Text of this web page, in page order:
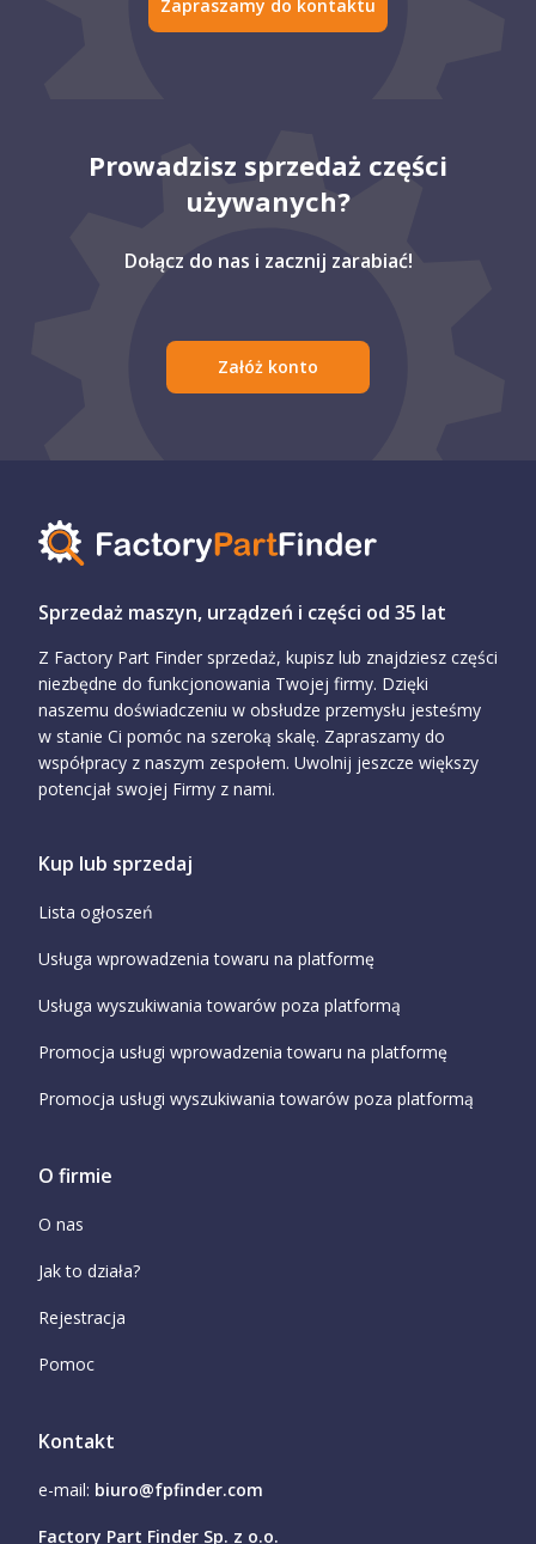
Zapraszamy do kontaktu
Prowadzisz sprzedaż części
używanych?
Dołącz do nas i zacznij zarabiać!
Załóż konto
Sprzedaż maszyn, urządzeń i części od 35 lat
Z Factory Part Finder sprzedaż, kupisz lub znajdziesz części
niezbędne do funkcjonowania Twojej firmy. Dzięki
naszemu doświadczeniu w obsłudze przemysłu jesteśmy
w stanie Ci pomóc na szeroką skalę. Zapraszamy do
współpracy z naszym zespołem. Uwolnij jeszcze większy
potencjał swojej Firmy z nami.
Kup lub sprzedaj
Lista ogłoszeń
Usługa wprowadzenia towaru na platformę
Usługa wyszukiwania towarów poza platformą
Promocja usługi wprowadzenia towaru na platformę
Promocja usługi wyszukiwania towarów poza platformą
O firmie
O nas
Jak to działa?
Rejestracja
Pomoc
Kontakt
e-mail: biuro@fpfinder.com
Factory Part Finder Sp. z o.o.